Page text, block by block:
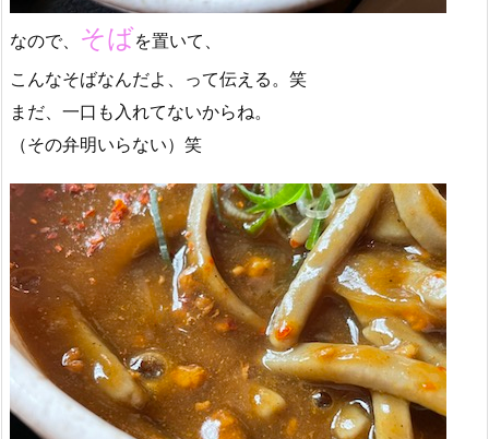
なので、 そばを置いて、
こんなそばなんだよ、って伝える。笑
まだ、一口も入れてないからね。
（その弁明いらない）笑